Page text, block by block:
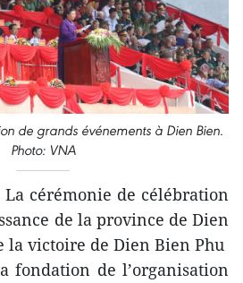
de grands événements à Dien Bien.
Photo: VNA
cérémonie de célébration
de la province de Dien
la victoire de Dien Bien Phu
fondation de l’organisation